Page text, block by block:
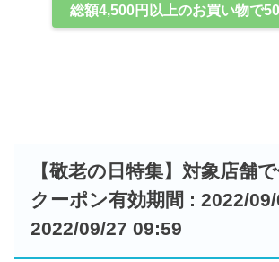
総額4,500円以上のお買い物で
【敬老の日特集】対象店舗
クーポン有効期間 : 2022/
2022/09/27 09:59